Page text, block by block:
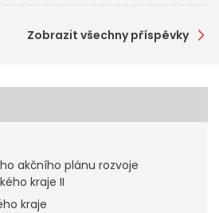
Zobrazit všechny příspěvky
akčního plánu rozvoje
kraje II
kraje